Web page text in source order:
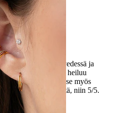
voisin käyttää sitä vedessä ja
haltioitunut siitä, se heiluu
kun kävelen, ja se myös
ei vahingoita sitä, niin 5/5.